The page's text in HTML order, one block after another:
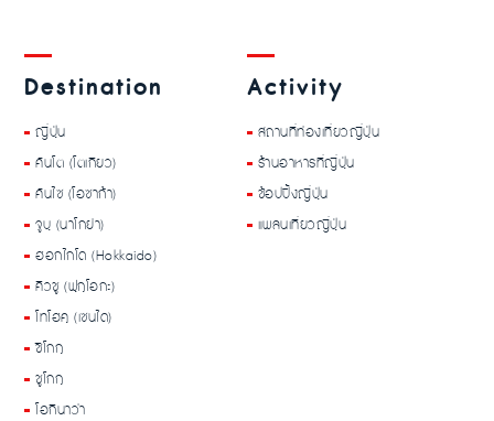
Destination
ญี่ปุ่น
คันโต (โตเกียว)
คันไซ (โอซาก้า)
จูบุ (นาโกย่า)
ฮอกไกโด (Hokkaido)
คิวชู (ฟุกุโอกะ)
โทโฮคุ (เซนได)
ชิโกกุ
ชูโกกุ
โอกินาว่า
Activity
สถานที่ท่องเที่ยวญี่ปุ่น
ร้านอาหารที่ญี่ปุ่น
ช้อปปิ้งญี่ปุ่น
แพลนเที่ยวญี่ปุ่น